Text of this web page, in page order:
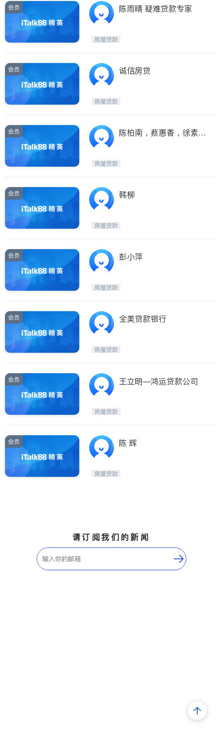
会员 陈雨晴 疑难贷款专家
房屋贷款
会员 诚信房贷
房屋贷款
会员
陈柏南，蔡惠香，徐素
房屋贷款
会员 韩柳
房屋贷款
会员 彭小萍
房屋贷款
会员 全美贷款银行
房屋贷款
会员 王立明—鸿运贷款公司
房屋贷款
会员 陈 辉
房屋贷款
请订阅我们的新闻